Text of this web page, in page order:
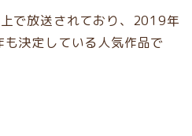
で放送されており、2019年
決定している人気作品で